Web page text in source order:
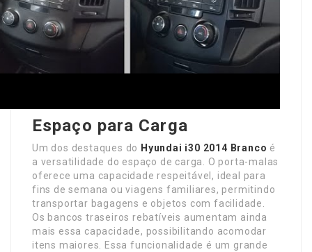
Espaço para Carga
Um dos destaques do Hyundai i30 2014 Branco é
a versatilidade do espaço de carga. O porta-malas
oferece uma capacidade respeitável, ideal para
fins de semana ou viagens familiares, permitindo
transportar bagagens e objetos com facilidade.
Os bancos traseiros rebatíveis aumentam ainda
mais essa capacidade, possibilitando acomodar
itens maiores. Essa funcionalidade é um grande